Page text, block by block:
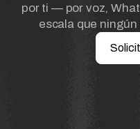
por ti — por voz,
escala que